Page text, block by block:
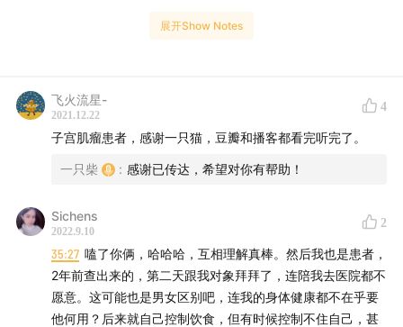
手术。突然到来的病痛让一只猫更了解了自己的身体，术
后短暂无法自理的生活也让她进行了更多人生的思考。本
集播客，我们从之前一无所知的女性常见病症子宫肌瘤谈
起，谈到大家对妇科疾病讳疾忌医，谈到术后恢复期“久病
对美国急诊、急救、如何与导尿管生活，以及妇科诊疗和
子宫肌瘤手术详细过程有兴趣的听众，可访问一只猫的个
人博客 (meow点meowshiba点com斜杠all-about-
展开Show Notes
飞火流星-
2021.12.22
4
子宫肌瘤患者，感谢一只猫，豆瓣和播客都看完听完了。
一只柴 : 感谢已传达，希望对你有帮助！
Sichens
2022.9.10
2
35:27 嗑了你俩，哈哈哈，互相理解真棒。然后我也是患者，
2年前查出来的，第二天跟我对象拜拜了，连陪我去医院都不
愿意。这可能也是男女区别吧，连我的身体健康都不在乎要
他何用？后来就自己控制饮食，但有时候控制不住自己，甚